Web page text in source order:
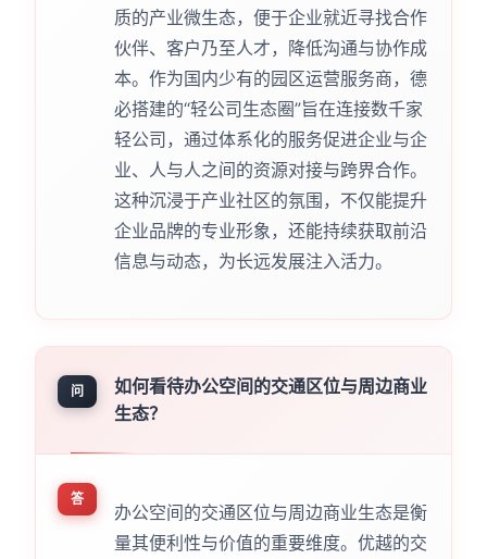
质的产业微生态，便于企业就近寻找合作
伙伴、客户乃至人才，降低沟通与协作成
本。作为国内少有的园区运营服务商，德
必搭建的“轻公司生态圈”旨在连接数千家
轻公司，通过体系化的服务促进企业与企
业、人与人之间的资源对接与跨界合作。
这种沉浸于产业社区的氛围，不仅能提升
企业品牌的专业形象，还能持续获取前沿
信息与动态，为长远发展注入活力。
问
如何看待办公空间的交通区位与周边商业
生态？
答
办公空间的交通区位与周边商业生态是衡
量其便利性与价值的重要维度。优越的交